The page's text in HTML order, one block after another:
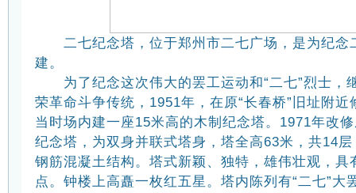
二七纪念塔，位于郑州市二七广场，是为纪念
建。
为了纪念这次伟大的罢工运动和“二七”烈士，
荣革命斗争传统，1951年，在原“长春桥”旧址附近
当时场内建一座15米高的木制纪念塔。1971年改
纪念塔，为双身并联式塔身，塔全高63米，共14
钢筋混凝土结构。塔式新颖、独特，雄伟壮观，具
点。钟楼上高矗一枚红五星。塔内陈列有“二七”大